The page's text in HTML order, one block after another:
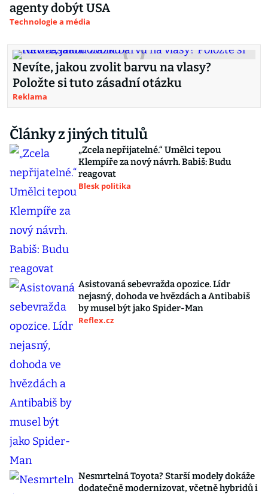
agenty dobýt USA
Technologie a média
Nevíte, jakou zvolit barvu na vlasy?
Položte si tuto zásadní otázku
Reklama
Články z jiných titulů
„Zcela nepřijatelné.“ Umělci tepou
Klempíře za nový návrh. Babiš: Budu
reagovat
Blesk politika
Asistovaná sebevražda opozice. Lídr
nejasný, dohoda ve hvězdách a Antibabiš
by musel být jako Spider-Man
Reflex.cz
Nesmrtelná Toyota? Starší modely dokáže
dodatečně modernizovat, včetně hybridů i